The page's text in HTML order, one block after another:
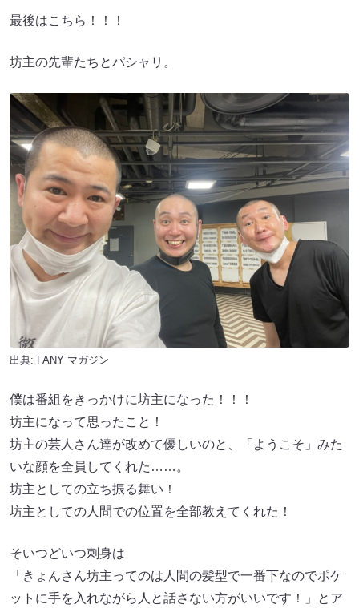
最後はこちら！！！
坊主の先輩たちとパシャリ。
出典: FANY マガジン
僕は番組をきっかけに坊主になった！！！
坊主になって思ったこと！
坊主の芸人さん達が改めて優しいのと、「ようこそ」みた
いな顔を全員してくれた……。
坊主としての立ち振る舞い！
坊主としての人間での位置を全部教えてくれた！
そいつどいつ刺身は
「きょんさん坊主ってのは人間の髪型で一番下なのでポケ
ットに手を入れながら人と話さない方がいいです！」とア